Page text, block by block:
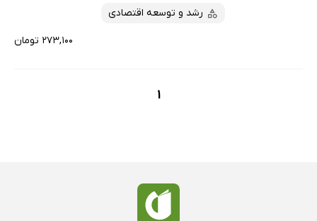
رشد و توسعه اقتصادی
۲۷۳,۱۰۰ تومان
1